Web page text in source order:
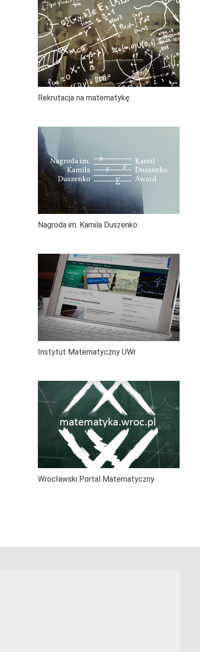
Rekrutacja na matematykę
Nagroda im. Kamila Duszenko
Instytut Matematyczny UWr
Wrocławski Portal Matematyczny